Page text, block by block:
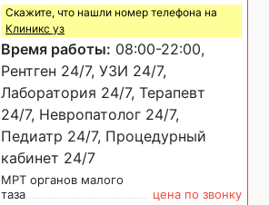
Скажите, что нашли номер телефона на
Клиникс уз
Время работы: 08:00-22:00,
Рентген 24/7, УЗИ 24/7,
Лаборатория 24/7, Терапевт
24/7, Невропатолог 24/7,
Педиатр 24/7, Процедурный
кабинет 24/7
МРТ органов малого
таза
цена по звонку